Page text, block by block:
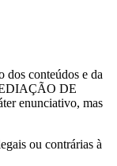
dos conteúdos e da
DE
enunciativo, mas
ou contrárias à